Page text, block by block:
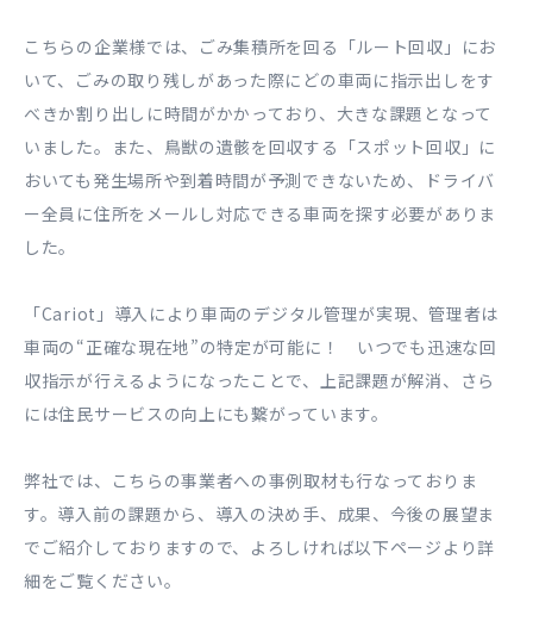
こちらの企業様では、ごみ集積所を回る「ルート回収」にお
いて、ごみの取り残しがあった際にどの車両に指示出しをす
べきか割り出しに時間がかかっており、大きな課題となって
いました。また、鳥獣の遺骸を回収する「スポット回収」に
おいても発生場所や到着時間が予測できないため、ドライバ
ー全員に住所をメールし対応できる車両を探す必要がありま
した。
「Cariot」導入により車両のデジタル管理が実現、管理者は
車両の“正確な現在地”の特定が可能に！ いつでも迅速な回
収指示が行えるようになったことで、上記課題が解消、さら
には住民サービスの向上にも繋がっています。
弊社では、こちらの事業者への事例取材も行なっておりま
す。導入前の課題から、導入の決め手、成果、今後の展望ま
でご紹介しておりますので、よろしければ以下ページより詳
細をご覧ください。